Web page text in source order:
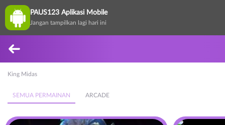
PAUS123 Aplikasi Mobile
Jangan tampilkan lagi hari ini
King Midas
SEMUA PERMAINAN ARCADE